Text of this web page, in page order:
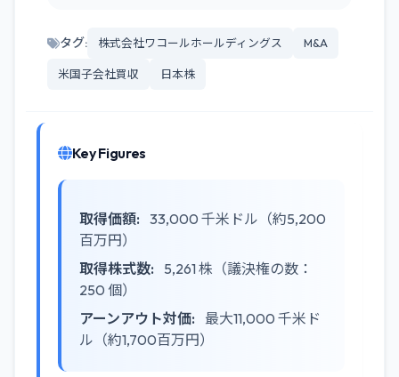
タグ: 株式会社ワコールホールディングス M&A
米国子会社買収 日本株
Key Figures
取得価額: 33,000 千米ドル（約5,200
百万円）
取得株式数:
5,261 株（議決権の数：
250 個）
アーンアウト対価:
最大11,000 千米ド
ル（約1,700百万円）